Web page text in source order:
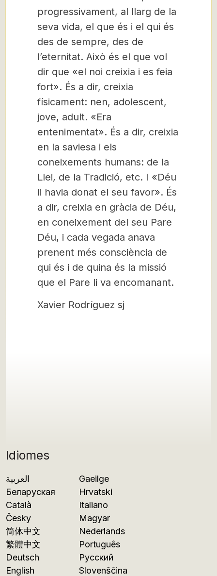
Idiomes
العربية
Беларуская
Català
Česky
简体中文
繁體中文
Deutsch
English
Gaeilge
Hrvatski
Italiano
Magyar
Nederlands
Português
Русский
Slovenščina
progressivament, al llarg de la
seva vida, el que és i el qui és
des de sempre, des de
l’eternitat. Això és el que vol
dir que «el noi creixia i es feia
fort». És a dir, creixia
físicament: nen, adolescent,
jove, adult. «Era
entenimentat». És a dir, creixia
en la saviesa i els
coneixements humans: de la
Llei, de la Tradició, etc. I «Déu
li havia donat el seu favor». És
a dir, creixia en gràcia de Déu,
en coneixement del seu Pare
Déu, i cada vegada anava
prenent més consciència de
qui és i de quina és la missió
que el Pare li va encomanant.
Xavier Rodríguez sj